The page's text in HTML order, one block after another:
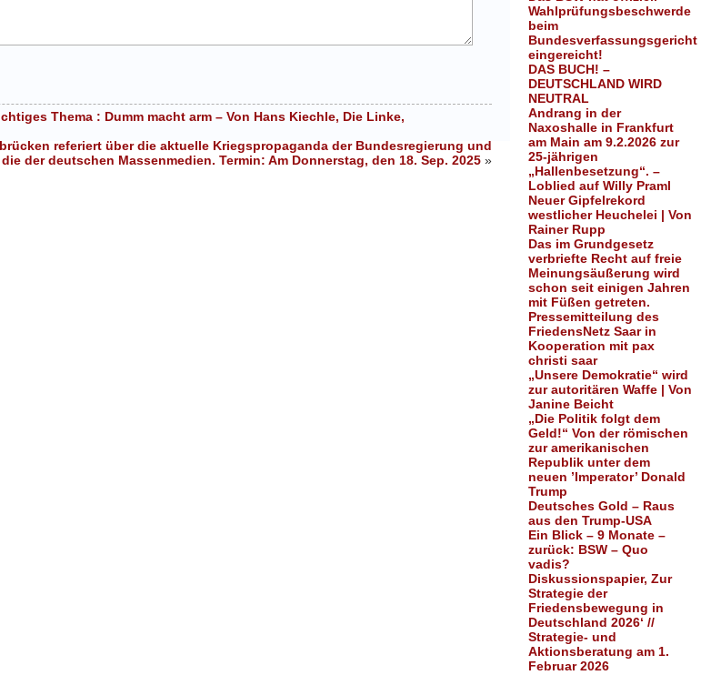
Wahlprüfungsbeschwerde
beim
Bundesverfassungsgericht
eingereicht!
DAS BUCH! –
DEUTSCHLAND WIRD
NEUTRAL
Andrang in der
Naxoshalle in Frankfurt
am Main am 9.2.2026 zur
25-jährigen
„Hallenbesetzung“. –
Loblied auf Willy Praml
Neuer Gipfelrekord
westlicher Heuchelei | Von
Rainer Rupp
Das im Grundgesetz
verbriefte Recht auf freie
Meinungsäußerung wird
schon seit einigen Jahren
mit Füßen getreten.
Pressemitteilung des
FriedensNetz Saar in
Kooperation mit pax
christi saar
„Unsere Demokratie“ wird
zur autoritären Waffe | Von
Janine Beicht
„Die Politik folgt dem
Geld!“ Von der römischen
zur amerikanischen
Republik unter dem
neuen ’Imperator’ Donald
Trump
Deutsches Gold – Raus
aus den Trump-USA
Ein Blick – 9 Monate –
zurück: BSW – Quo
vadis?
Diskussionspapier, Zur
Strategie der
Friedensbewegung in
Deutschland 2026‘ //
Strategie- und
Aktionsberatung am 1.
Februar 2026
Thema : Dumm macht arm – Von Hans Kiechle, Die Linke,
referiert über die aktuelle Kriegspropaganda der Bundesregierung und
die der deutschen Massenmedien. Termin: Am Donnerstag, den 18. Sep. 2025 »